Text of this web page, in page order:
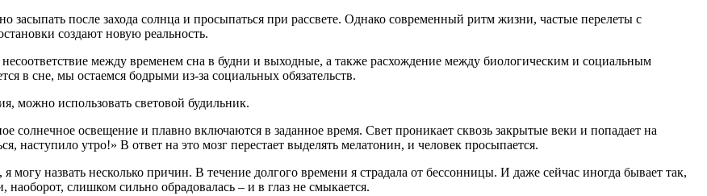
засыпать после захода солнца и просыпаться при рассвете. Однако современный ритм жизни, частые перелеты с
создают новую реальность.
между временем сна в будни и выходные, а также расхождение между биологическим и социальным
в сне, мы остаемся бодрыми из-за социальных обязательств.
можно использовать световой будильник.
солнечное освещение и плавно включаются в заданное время. Свет проникает сквозь закрытые веки и попадает на
наступило утро!» В ответ на это мозг перестает выделять мелатонин, и человек просыпается.
назвать несколько причин. В течение долгого времени я страдала от бессонницы. И даже сейчас иногда бывает так,
наоборот, слишком сильно обрадовалась – и в глаз не смыкается.